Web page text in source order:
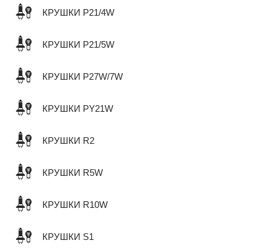
КРУШКИ P21/4W
КРУШКИ P21/5W
КРУШКИ P27W/7W
КРУШКИ PY21W
КРУШКИ R2
КРУШКИ R5W
КРУШКИ R10W
КРУШКИ S1